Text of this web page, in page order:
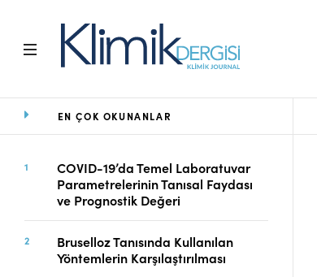
Ana Sayfa
Amaç ve Kapsam
Açık Erişim İlkesi
Yayın Kurulu
Editoryal Süreç
Danışmanlık Süreci
EN ÇOK OKUNANLAR
COVID-19’da Temel Laboratuvar
Parametrelerinin Tanısal Faydası
ve Prognostik Değeri
Bruselloz Tanısında Kullanılan
Yöntemlerin Karşılaştırılması